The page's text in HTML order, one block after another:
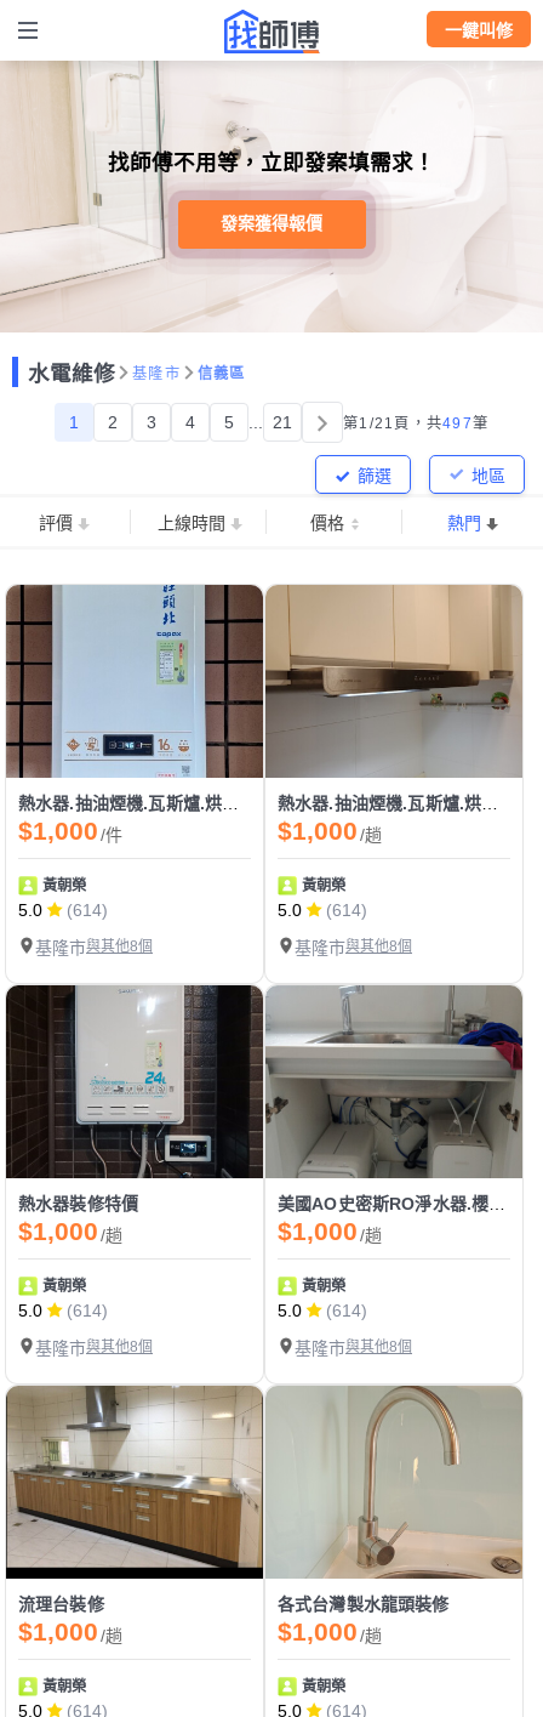
一鍵叫修
找師傅不用等，立即發案填需求！
發案獲得報價
水電維修 基隆市 信義區
1 2 3 4 5 21 第1/21頁， 共497筆
地區
篩選
評價 上線時間 價格 熱門
$1,000/件
黃朝榮
5.0
(614)
基隆市與其他8個
$1,000/趟
黃朝榮
5.0
(614)
基隆市與其他8個
熱水器裝修特價
$1,000/趟
黃朝榮
5.0
(614)
基隆市與其他8個
$1,000/趟
黃朝榮
5.0
(614)
基隆市與其他8個
流理台裝修
$1,000/趟
黃朝榮
5.0
(614)
各式台灣製水龍頭裝修
$1,000/趟
黃朝榮
5.0
(614)